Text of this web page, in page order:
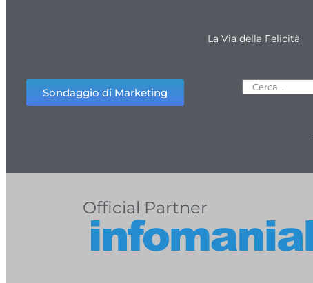
La Via della Felicità
Sondaggio di Marketing
Official Partner